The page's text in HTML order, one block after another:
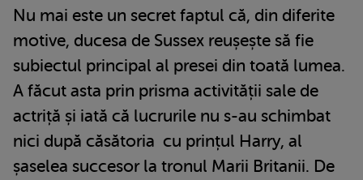
Nu mai este un secret faptul că, din diferite
motive, ducesa de Sussex reușește să fie
subiectul principal al presei din toată lumea.
A făcut asta prin prisma activității sale de
actriță și iată că lucrurile nu s-au schimbat
nici după căsătoria cu prințul Harry, al
șaselea succesor la tronul Marii Britanii. De